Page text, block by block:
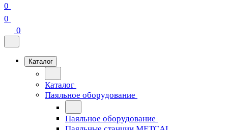
0
0
0
Каталог
Каталог
Паяльное оборудование
Паяльное оборудование